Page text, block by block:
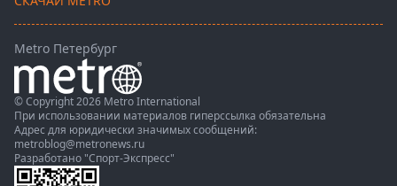
Metro Петербург
© Copyright 2026 Metro International
При использовании материалов гиперссылка обязательна
Адрес для юридически значимых сообщений:
metroblog@metronews.ru
Разработано "Спорт-Экспресс"